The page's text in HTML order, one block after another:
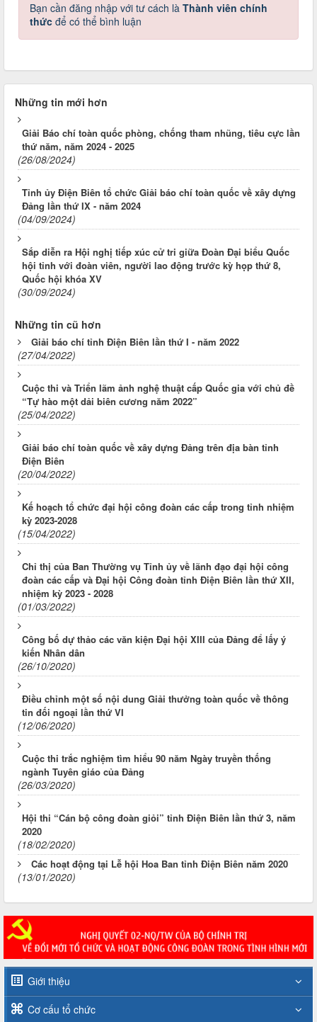
Bạn cần đăng nhập với tư cách là Thành viên chính
thức để có thể bình luận
Những tin mới hơn
Giải Báo chí toàn quốc phòng, chống tham nhũng, tiêu cực lần
thứ năm, năm 2024 - 2025
(26/08/2024)
Tỉnh ủy Điện Biên tổ chức Giải báo chí toàn quốc về xây dựng
Đảng lần thứ IX - năm 2024
(04/09/2024)
Sắp diễn ra Hội nghị tiếp xúc cử tri giữa Đoàn Đại biểu Quốc
hội tỉnh với đoàn viên, người lao động trước kỳ họp thứ 8,
Quốc hội khóa XV
(30/09/2024)
Những tin cũ hơn
Giải báo chí tỉnh Điện Biên lần thứ I - năm 2022
(27/04/2022)
Cuộc thi và Triển lãm ảnh nghệ thuật cấp Quốc gia với chủ đề
“Tự hào một dải biên cương năm 2022”
(25/04/2022)
Giải báo chí toàn quốc về xây dựng Đảng trên địa bàn tỉnh
Điện Biên
(20/04/2022)
Kế hoạch tổ chức đại hội công đoàn các cấp trong tỉnh nhiệm
kỳ 2023-2028
(15/04/2022)
Chỉ thị của Ban Thường vụ Tỉnh ủy về lãnh đạo đại hội công
đoàn các cấp và Đại hội Công đoàn tỉnh Điện Biên lần thứ XII,
nhiệm kỳ 2023 - 2028
(01/03/2022)
Công bố dự thảo các văn kiện Đại hội XIII của Đảng để lấy ý
kiến Nhân dân
(26/10/2020)
Điều chỉnh một số nội dung Giải thưởng toàn quốc về thông
tin đối ngoại lần thứ VI
(12/06/2020)
Cuộc thi trắc nghiệm tìm hiểu 90 năm Ngày truyền thống
ngành Tuyên giáo của Đảng
(26/03/2020)
Hội thi “Cán bộ công đoàn giỏi” tỉnh Điện Biên lần thứ 3, năm
2020
(18/02/2020)
Các hoạt động tại Lễ hội Hoa Ban tỉnh Điện Biên năm 2020
(13/01/2020)
Giới thiệu
Cơ cấu tổ chức